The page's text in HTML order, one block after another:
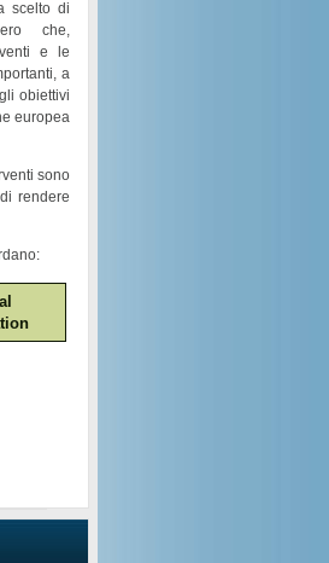
scelto di
che,
e le
a
obiettivi
europea
sono
rendere